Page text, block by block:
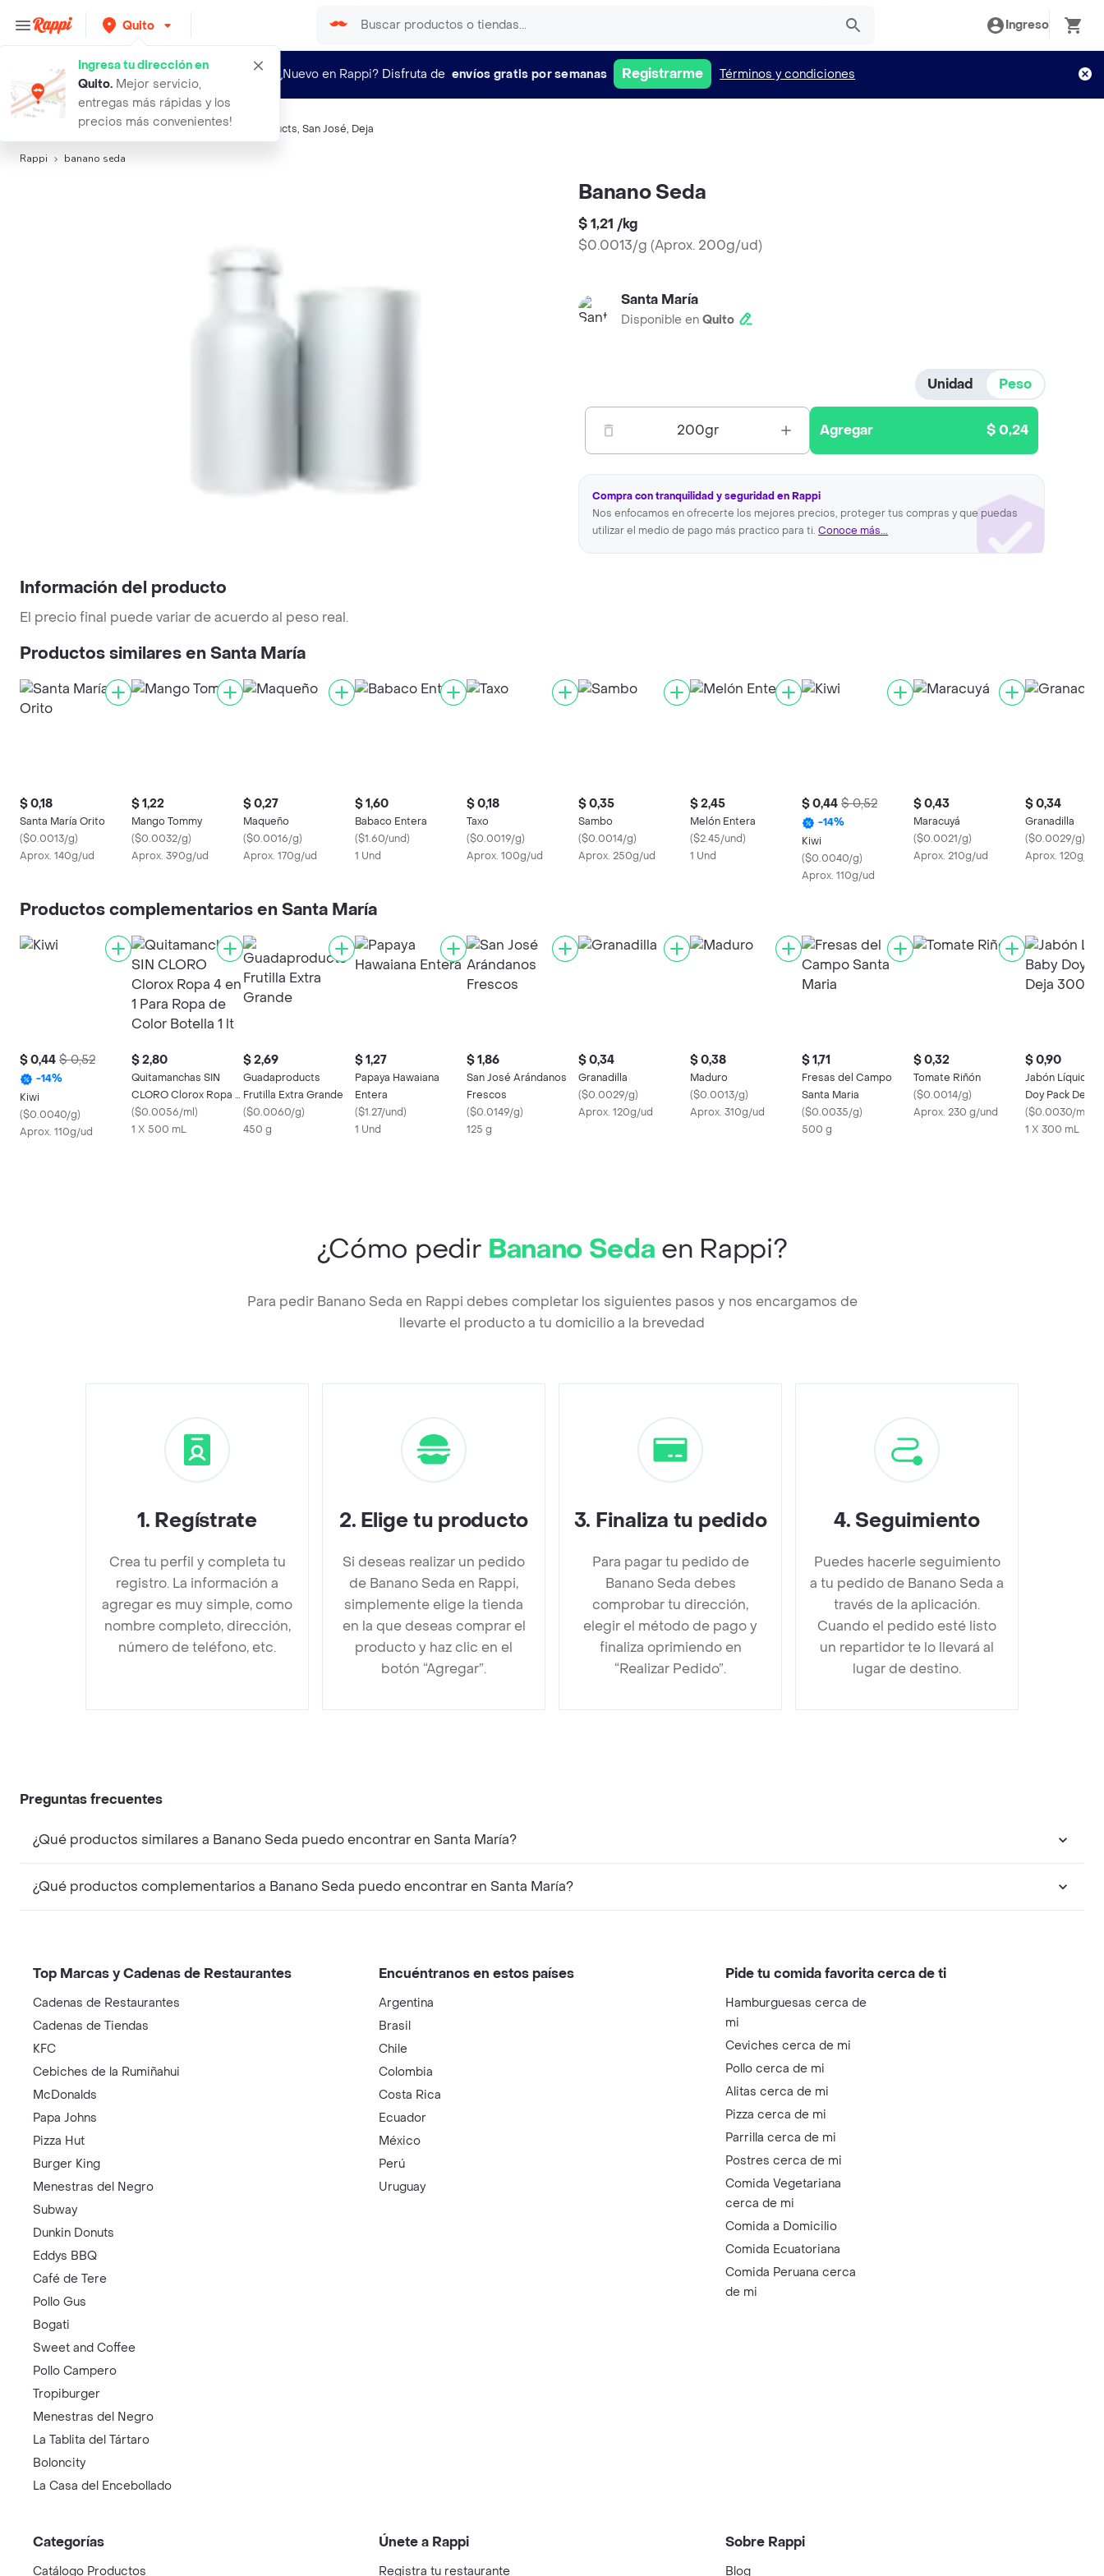
Quito
Ingresa tu dirección en
Quito. Mejor servicio,
entregas más rápidas y los
precios más convenientes!
Ingreso
¿Nuevo en Rappi? Disfruta de envíos gratis por semanas Registrarme Términos y condiciones
Búsquedas relacionadas: Frutas,Clorox,Guadaproducts, San José, Deja
Rappi banano seda
Banano Seda
$ 1,21 /kg
$0.0013/g (Aprox. 200g/ud)
Santa María
Disponible en Quito
Unidad Peso
200gr Agregar $ 0,24
Compra con tranquilidad y seguridad en Rappi
Nos enfocamos en ofrecerte los mejores precios, proteger tus compras y que puedas
utilizar el medio de pago más practico para ti. Conoce más...
Información del producto
El precio final puede variar de acuerdo al peso real.
Productos similares en Santa María
$ 0,18
Santa María Orito
($0.0013/g)
Aprox. 140g/ud
$ 1,22
Mango Tommy
($0.0032/g)
Aprox. 390g/ud
$ 0,27
Maqueño
($0.0016/g)
Aprox. 170g/ud
$ 1,60
Babaco Entera
($1.60/und)
1 Und
$ 0,18
Taxo
($0.0019/g)
Aprox. 100g/ud
$ 0,35
Sambo
($0.0014/g)
Aprox. 250g/ud
$ 2,45
Melón Entera
($2.45/und)
1 Und
$ 0,44 $ 0,52
-14%
Kiwi
($0.0040/g)
Aprox. 110g/ud
$ 0,43
Maracuyá
($0.0021/g)
Aprox. 210g/ud
$ 0,34
Granadilla
($0.0029/g)
Aprox. 120g/ud
Productos complementarios en Santa María
$ 0,44 $ 0,52
-14%
Kiwi
($0.0040/g)
Aprox. 110g/ud
$ 2,80
Quitamanchas SIN
CLORO Clorox Ropa 4
en 1 Para Ropa de
Color Botella 1 lt
($0.0056/ml)
1 X 500 mL
$ 2,69
Guadaproducts
Frutilla Extra Grande
($0.0060/g)
450 g
$ 1,27
Papaya Hawaiana
Entera
($1.27/und)
1 Und
$ 1,86
San José Arándanos
Frescos
($0.0149/g)
125 g
$ 0,34
Granadilla
($0.0029/g)
Aprox. 120g/ud
$ 0,38
Maduro
($0.0013/g)
Aprox. 310g/ud
$ 1,71
Fresas del Campo
Santa Maria
($0.0035/g)
500 g
$ 0,32
Tomate Riñón
($0.0014/g)
Aprox. 230 g/und
$ 0,90
Jabón Líquido
Doy Pack Deja
($0.0030/ml
1 X 300 mL
¿Cómo pedir Banano Seda en Rappi?
Para pedir Banano Seda en Rappi debes completar los siguientes pasos y nos encargamos de
llevarte el producto a tu domicilio a la brevedad
1. Regístrate
Crea tu perfil y completa tu
registro. La información a
agregar es muy simple, como
nombre completo, dirección,
número de teléfono, etc.
2. Elige tu producto
Si deseas realizar un pedido
de Banano Seda en Rappi,
simplemente elige la tienda
en la que deseas comprar el
producto y haz clic en el
botón “Agregar”.
3. Finaliza tu pedido
Para pagar tu pedido de
Banano Seda debes
comprobar tu dirección,
elegir el método de pago y
finaliza oprimiendo en
“Realizar Pedido”.
4. Seguimiento
Puedes hacerle seguimiento
a tu pedido de Banano Seda a
través de la aplicación.
Cuando el pedido esté listo
un repartidor te lo llevará al
lugar de destino.
Preguntas frecuentes
¿Qué productos similares a Banano Seda puedo encontrar en Santa María?
¿Qué productos complementarios a Banano Seda puedo encontrar en Santa María?
Top Marcas y Cadenas de Restaurantes
Cadenas de Restaurantes
Cadenas de Tiendas
KFC
Cebiches de la Rumiñahui
McDonalds
Papa Johns
Pizza Hut
Burger King
Menestras del Negro
Subway
Dunkin Donuts
Eddys BBQ
Café de Tere
Pollo Gus
Bogati
Sweet and Coffee
Pollo Campero
Tropiburger
Menestras del Negro
La Tablita del Tártaro
Boloncity
La Casa del Encebollado
Encuéntranos en estos países
Argentina
Brasil
Chile
Colombia
Costa Rica
Ecuador
México
Perú
Uruguay
Pide tu comida favorita cerca de ti
Hamburguesas cerca de
mi
Ceviches cerca de mi
Pollo cerca de mi
Alitas cerca de mi
Pizza cerca de mi
Parrilla cerca de mi
Postres cerca de mi
Comida Vegetariana
cerca de mi
Comida a Domicilio
Comida Ecuatoriana
Comida Peruana cerca
de mi
Categorías
Catálogo Productos
Únete a Rappi
Registra tu restaurante
Sobre Rappi
Blog